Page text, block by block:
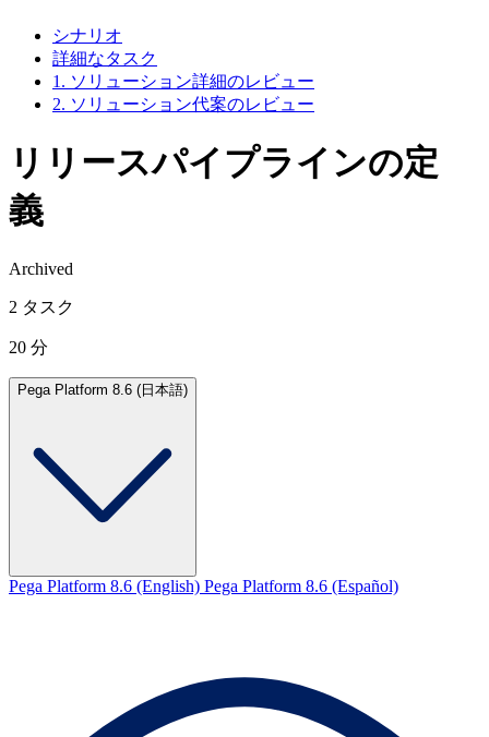
シナリオ
詳細なタスク
1. ソリューション詳細のレビュー
2. ソリューション代案のレビュー
リリースパイプラインの定
義
Archived
2 タスク
20 分
Pega Platform 8.6 (日本語)
Pega Platform 8.6 (English) Pega Platform 8.6 (Español)